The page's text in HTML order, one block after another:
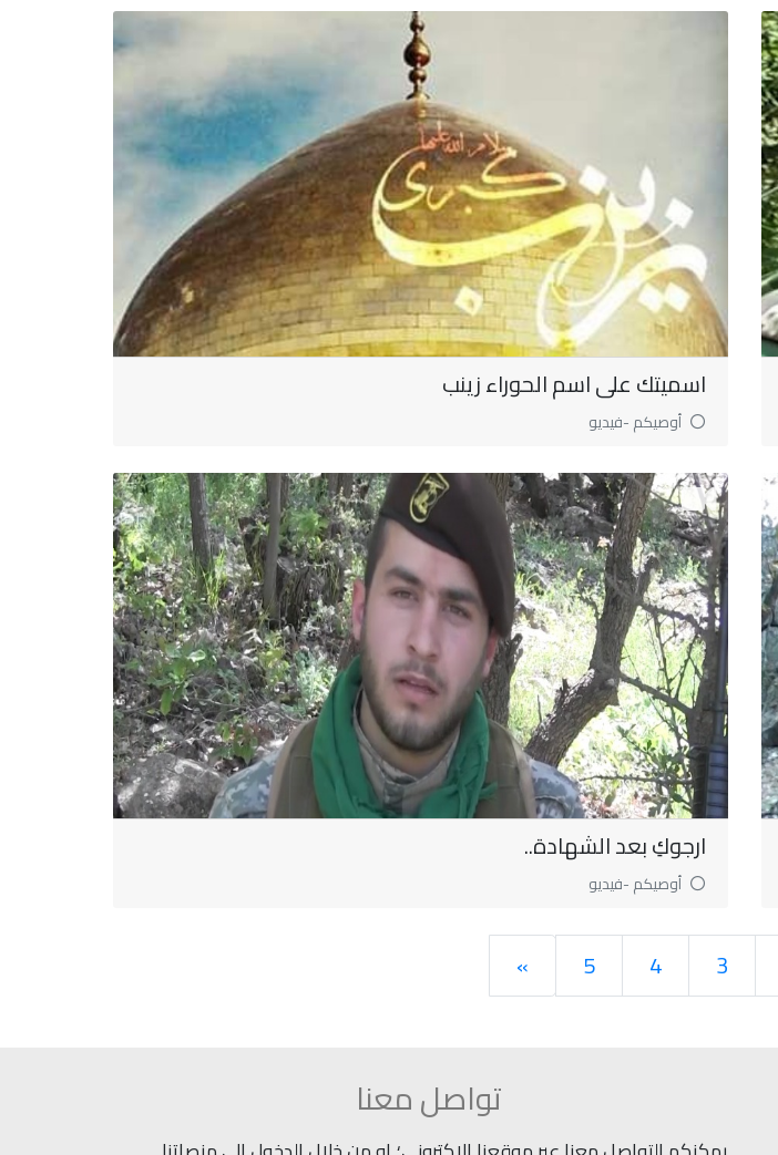
اسميتك على اسم الحوراء زينب
أوصيكم -فيديو
ارجوكِ بعد الشهادة..
أوصيكم -فيديو
3
4
5
»
تواصل معنا